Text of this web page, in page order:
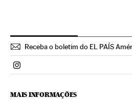
Receba o boletim do EL PAÍS
Politica El País Brasil en
MAIS INFORMAÇÕES